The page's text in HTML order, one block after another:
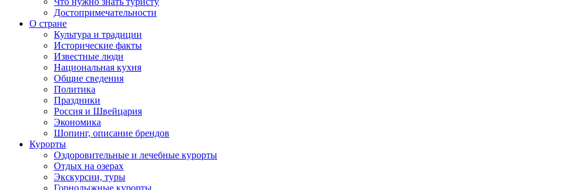
Достопримечательности
О стране
Культура и традиции
Исторические факты
Известные люди
Национальная кухня
Общие сведения
Политика
Праздники
Россия и Швейцария
Экономика
Шопинг, описание брендов
Курорты
Оздоровительные и лечебные курорты
Отдых на озерах
Экскурсии, туры
Горнолыжные курорты